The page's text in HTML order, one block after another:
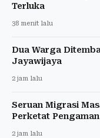
Terluka
38 menit lalu
Dua Warga
Jayawijaya
2 jam lalu
Seruan Migrasi
Perketat
2 jam lalu